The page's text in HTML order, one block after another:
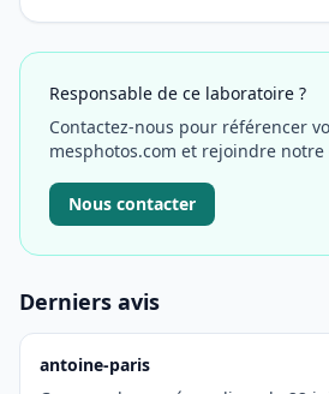
Responsable de ce laboratoire ?
Contactez-nous pour référencer
mesphotos.com et rejoindre notre
Nous contacter
Derniers avis
antoine-paris